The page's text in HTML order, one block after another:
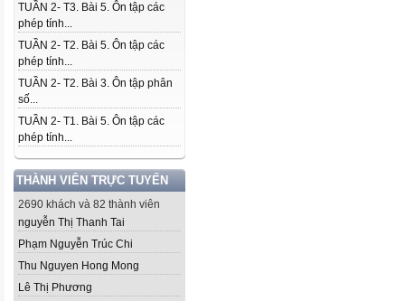
TUẦN 2- T3. Bài 5. Ôn tập các
phép tính...
TUẦN 2- T2. Bài 5. Ôn tập các
phép tính...
TUẦN 2- T2. Bài 3. Ôn tập phân
số...
TUẦN 2- T1. Bài 5. Ôn tập các
phép tính...
THÀNH VIÊN TRỰC TUYẾN
2690 khách và 82 thành viên
nguyễn Thị Thanh Tai
Phạm Nguyễn Trúc Chi
Thu Nguyen Hong Mong
Lê Thị Phương